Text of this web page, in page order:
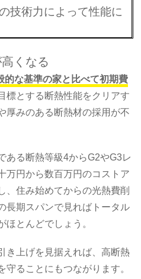
技術力によって性能に
くなる
的な基準の家と比べて初期費
標とする断熱性能をクリアす
厚みのある断熱材の採用が不
ある断熱等級4からG2やG3レ
万円から数百万円のコストア
、住み始めてからの光熱費削
長期スパンで見ればトータル
ほとんどでしょう。
き上げを見据えれば、高断熱
ることにもつながります。